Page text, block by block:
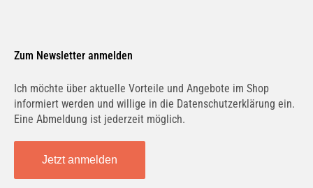
Zum Newsletter anmelden
Ich möchte über aktuelle Vorteile und Angebote im Shop
informiert werden und willige in die Datenschutzerklärung ein.
Eine Abmeldung ist jederzeit möglich.
Jetzt anmelden